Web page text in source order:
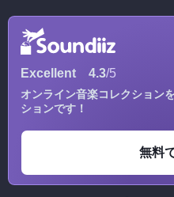
Excellent 4.3/5
オンライン音楽コレクション
ションです！
無料